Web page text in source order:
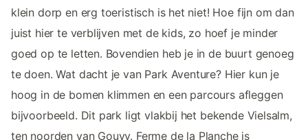
klein dorp en erg toeristisch is het niet! Hoe fijn om dan
juist hier te verblijven met de kids, zo hoef je minder
goed op te letten. Bovendien heb je in de buurt genoeg
te doen. Wat dacht je van Park Aventure? Hier kun je
hoog in de bomen klimmen en een parcours afleggen
bijvoorbeeld. Dit park ligt vlakbij het bekende Vielsalm,
ten noorden van Gouvy. Ferme de la Planche is